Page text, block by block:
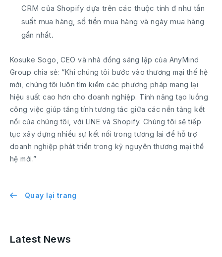
CRM của Shopify dựa trên các thuộc tính đ như tần
suất mua hàng, số tiền mua hàng và ngày mua hàng
gần nhất.
Kosuke Sogo, CEO và nhà đồng sáng lập của AnyMind
Group chia sẻ: “Khi chúng tôi bước vào thương mại thế hệ
mới, chúng tôi luôn tìm kiếm các phương pháp mang lại
hiệu suất cao hơn cho doanh nghiệp. Tính năng tạo luồng
công việc giúp tăng tính tương tác giữa các nền tảng kết
nối của chúng tôi, với LINE và Shopify. Chúng tôi sẽ tiếp
tục xây dựng nhiều sự kết nối trong tương lai để hỗ trợ
doanh nghiệp phát triển trong kỷ nguyên thương mại thế
hệ mới.”
Quay lại trang
Latest News